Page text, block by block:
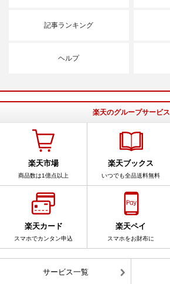
記事ランキング
ヘルプ
楽天のグループサービス
楽天市場
商品数は1億点以上
楽天ブックス
いつでも全品送料無料
楽天カード
スマホでカンタン申込
楽天ペイ
スマホをお財布に
サービス一覧